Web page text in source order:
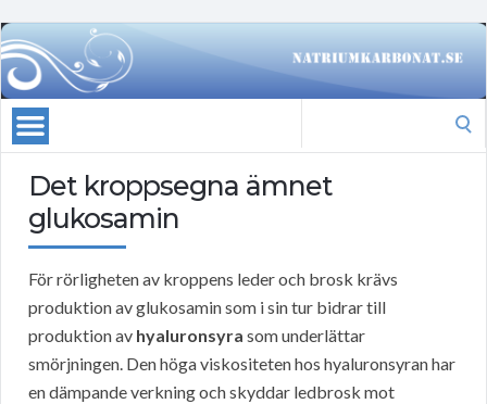
Det kroppsegna ämnet
glukosamin
För rörligheten av kroppens leder och brosk krävs
produktion av glukosamin som i sin tur bidrar till
produktion av hyaluronsyra som underlättar
smörjningen. Den höga viskositeten hos hyaluronsyran har
en dämpande verkning och skyddar ledbrosk mot